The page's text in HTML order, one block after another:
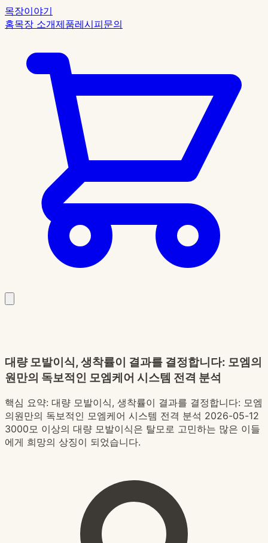
목장이야기
홈목장 소개제품레시피문의
대량 모발이식, 생착률이 결과를 결정합니다: 모엠의
원만의 독보적인 모엠케어 시스템 전격 분석
핵심 요약: 대량 모발이식, 생착률이 결과를 결정합니다: 모엠
의원만의 독보적인 모엠케어 시스템 전격 분석 2026-05-12
3000모 이상의 대량 모발이식은 탈모로 고민하는 많은 이들
에게 희망의 상징이 되었습니다.